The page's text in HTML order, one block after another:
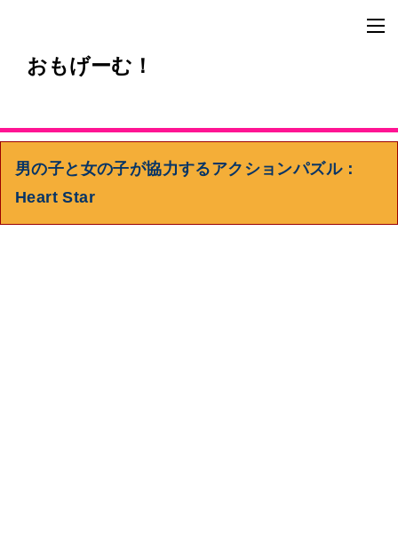
おもげーむ！
男の子と女の子が協力するアクションパズル：
Heart Star